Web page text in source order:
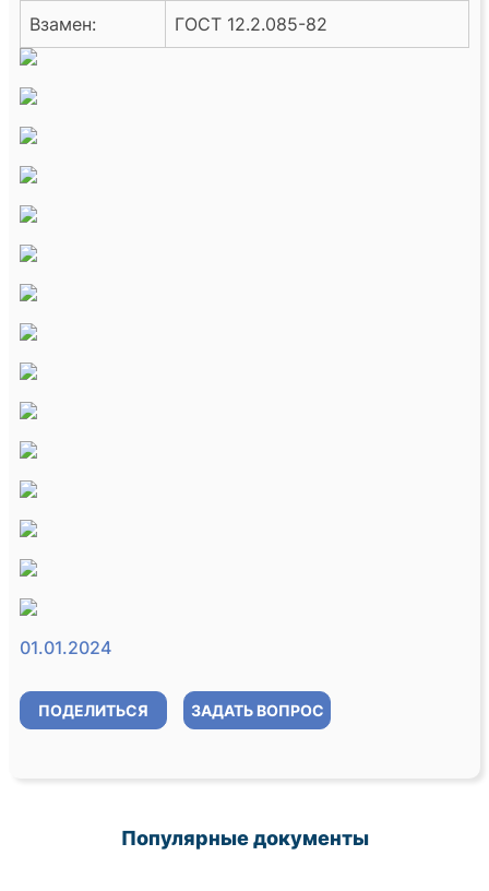
Взамен: ГОСТ 12.2.085-82
01.01.2024
ПОДЕЛИТЬСЯ ЗАДАТЬ ВОПРОС
Популярные документы